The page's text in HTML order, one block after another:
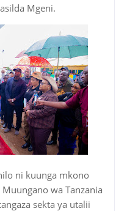
Mgeni.
ni kuunga mkono
wa Tanzania
sekta ya utalii